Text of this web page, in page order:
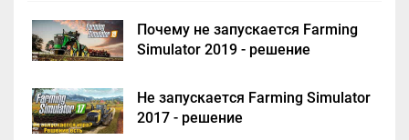
Почему не запускается Farming
Simulator 2019 - решение
Не запускается Farming Simulator
2017 - решение